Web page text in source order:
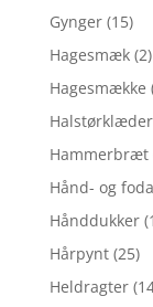
Gynger (15)
Hagesmæk (2)
Hagesmække
Hammerbræt
Hånd- og
Hånddukker
Hårpynt (25)
Heldragter